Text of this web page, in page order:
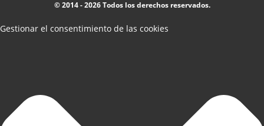
© 2014 - 2026 Todos los derechos reservados.
Gestionar el consentimiento de las cookies